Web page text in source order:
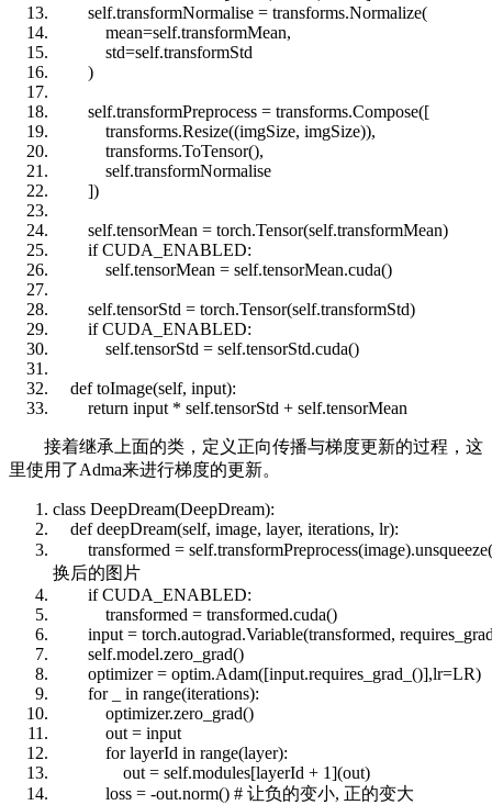
self.transformNormalise = transforms.Normalize(
mean=self.transformMean,
std=self.transformStd
)
self.transformPreprocess = transforms.Compose([
transforms.Resize((imgSize, imgSize)),
transforms.ToTensor(),
self.transformNormalise
])
self.tensorMean = torch.Tensor(self.transformMean)
ifCUDA_ENABLED:
self.tensorMean = self.tensorMean.cuda()
self.tensorStd = torch.Tensor(self.transformStd)
ifCUDA_ENABLED:
self.tensorStd = self.tensorStd.cuda()
deftoImage(self, input):
return input * self.tensorStd + self.tensorMean
接着继承上面的类，定义正向传播与梯度更新的过程，这
里使用了Adma来进行梯度的更新。
class DeepDream(DeepDream):
defdeepDream(self, image, layer, iterations, lr):
transformed = self
换后的图片
ifCUDA_ENABLED:
transformed = transformed.cuda()
input = torch.autograd.Variable(transformed,
self.model.zero_grad()
optimizer = optim.Adam([input.requires_grad_()],lr=LR)
for_ in range(iterations):
optimizer.zero_grad()
out = input
forlayerId in range(layer):
out = self.modules[layerId + 1](out)
loss = -out.norm() # 让负的变小, 正的变大